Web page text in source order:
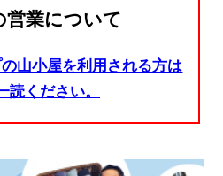
営業について
山小屋を利用される方は
読ください。